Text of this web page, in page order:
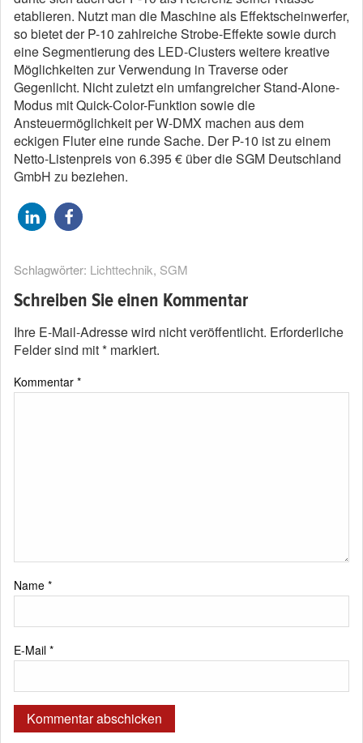
etablieren. Nutzt man die Maschine als Effektscheinwerfer,
so bietet der P-10 zahlreiche Strobe-Effekte sowie durch
eine Segmentierung des LED-Clusters weitere kreative
Möglichkeiten zur Verwendung in Traverse oder
Gegenlicht. Nicht zuletzt ein umfangreicher Stand-Alone-
Modus mit Quick-Color-Funktion sowie die
Ansteuermöglichkeit per W-DMX machen aus dem
eckigen Fluter eine runde Sache. Der P-10 ist zu einem
Netto-Listenpreis von 6.395 € über die SGM Deutschland
GmbH zu beziehen.
Schlagwörter: Lichttechnik, SGM
Schreiben Sie einen Kommentar
Ihre E-Mail-Adresse wird nicht veröffentlicht. Erforderliche
Felder sind mit* markiert.
Kommentar *
Name *
E-Mail *